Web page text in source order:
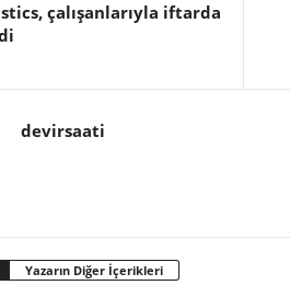
çalışanlarıyla iftarda
devirsaati
Yazarın Diğer İçerikleri